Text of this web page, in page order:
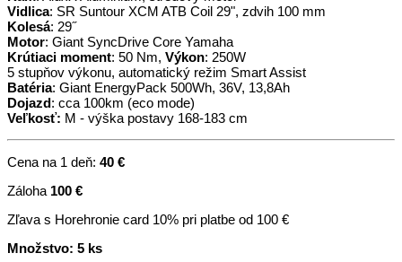
Vidlica: SR Suntour XCM ATB Coil 29", zdvih 100 mm
Kolesá: 29˝
Motor: Giant SyncDrive Core Yamaha
Krútiaci moment: 50 Nm, Výkon: 250W
5 stupňov výkonu, automatický režim Smart Assist
Batéria: Giant EnergyPack 500Wh, 36V, 13,8Ah
Dojazd: cca 100km (eco mode)
Veľkosť: M - výška postavy 168-183 cm
Cena na 1 deň: 40 €
Záloha 100 €
Zľava s Horehronie card 10% pri platbe od 100 €
Množstvo: 5 ks